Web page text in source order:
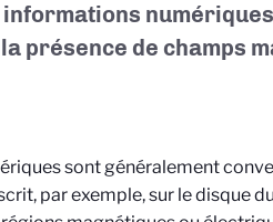
présence de champs
sont généralement
par exemple, sur le disque